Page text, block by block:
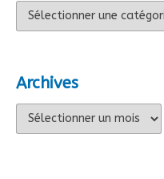
Catégories
Archives
Archives